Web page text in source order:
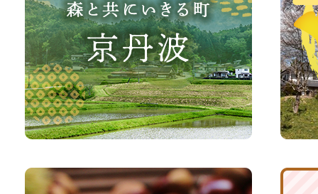
り
な
さ
い、
森
共
町
観
光
サ
イ
ふ
京